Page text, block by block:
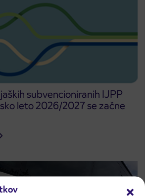
subvencioniranih IJPP
leto 2026/2027 se začne